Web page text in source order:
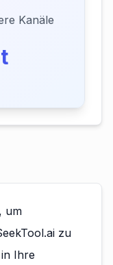
Kanäle
um
zu
Ihre